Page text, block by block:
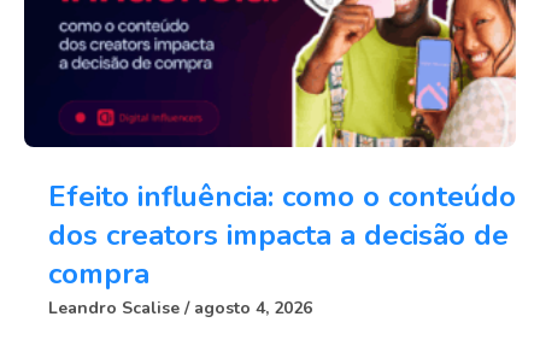
Efeito influência: como o conteúdo
dos creators impacta a decisão de
compra
Leandro Scalise agosto 4, 2026